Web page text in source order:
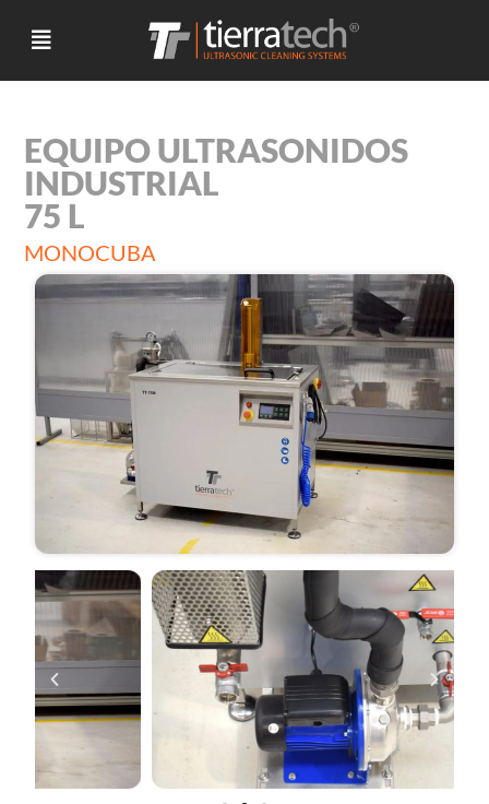
EQUIPO ULTRASONIDOS
INDUSTRIAL
75 L
MONOCUBA